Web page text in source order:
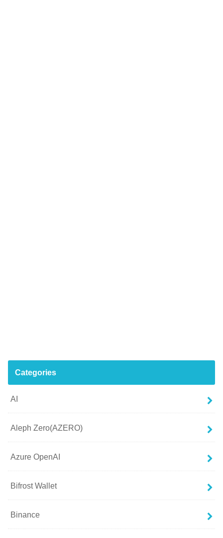
Categories
AI
Aleph Zero(AZERO)
Azure OpenAI
Bifrost Wallet
Binance